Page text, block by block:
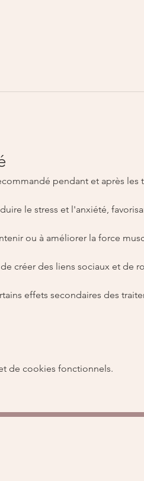
pendant et après les
le stress et l'anxiété,
ou à améliorer la force
créer des liens sociaux et de
effets secondaires des
de cookies fonctionnels.